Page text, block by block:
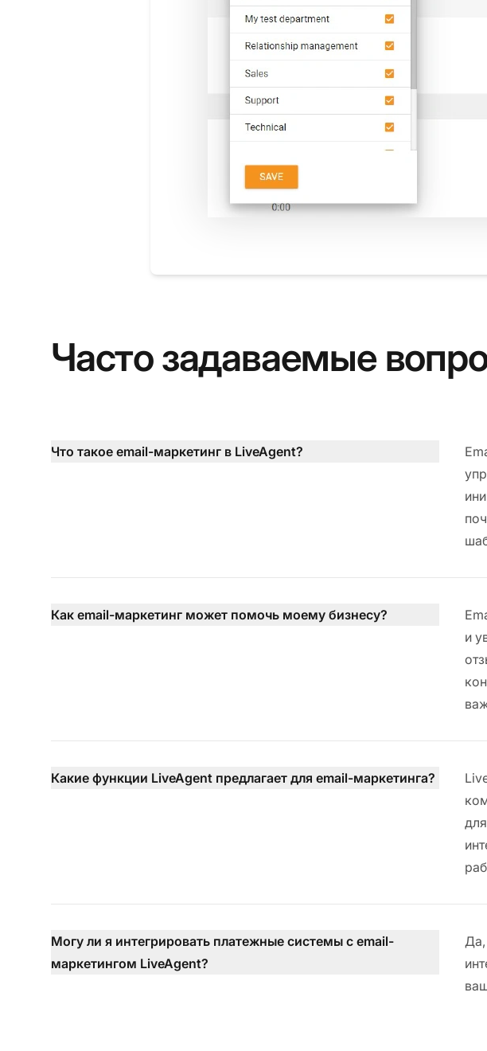
Часто задаваемые
Что такое email-маркетинг в LiveAgent?
Как email-маркетинг может помочь моему бизнесу?
и
Какие функции LiveAgent предлагает для email-маркетинга?
Могу ли я интегрировать платежные системы с email-
маркетингом LiveAgent?